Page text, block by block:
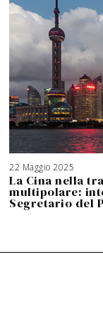
22 Maggio 2025
9
G
i
u
g
n
La Cina nella
multipolare:
Segretario del